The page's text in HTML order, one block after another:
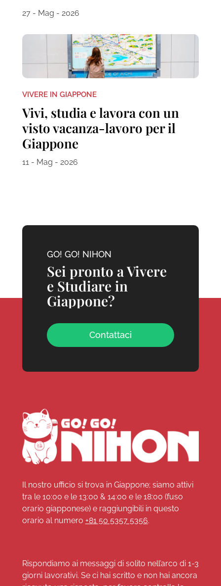
27 - Mag - 2026
VIVERE IN GIAPPONE
Vivi, studia e lavora con un
visto vacanza-lavoro per il
Giappone
11 - Mag - 2026
GO! GO! NIHON
Sei pronto a Vivere
e Studiare in
Giappone?
Contattaci
Il nostro ufficio si trova in Giappone; siamo attivi
tra le 10:00 e le 13:00 & 14:00 e le 18:00 (fuso
orario giapponese) e raggiungibili in questo
orario al numero +81 50 5357 5356.
Rispondiamo ai messaggi di solito nell’arco di 1-3
giorni lavorativi. Se ci hai scritto e non hai ancora